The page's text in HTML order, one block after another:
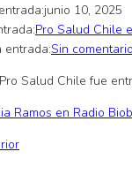
junio 10, 2025
Pro Salud Chile
entrada:Sin
Salud Chile fue
Ramos en Radio